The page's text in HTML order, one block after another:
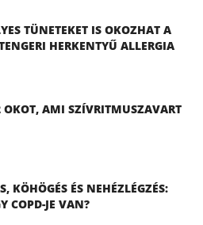
TÜNETEKET IS OKOZHAT A
HERKENTYŰ ALLERGIA
OKOT, AMI SZÍVRITMUSZAVART
KÖHÖGÉS ÉS NEHÉZLÉGZÉS:
COPD-JE VAN?